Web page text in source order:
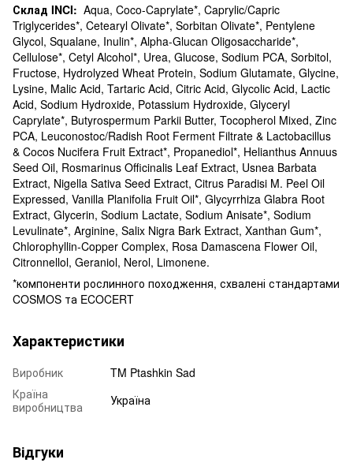
Склад INCI: Aqua, Coco-Caprylate*, Caprylic/Capric
Triglycerides*, Cetearyl Olivate*, Sorbitan Olivate*, Pentylene
Glycol, Squalane, Inulin*, Alpha-Glucan Oligosaccharide*,
Cellulose*, Cetyl Alcohol*, Urea, Glucose, Sodium PCA, Sorbitol,
Fructose, Hydrolyzed Wheat Protein, Sodium Glutamate, Glycine,
Lysine, Malic Acid, Tartaric Acid, Citric Acid, Glycolic Acid, Lactic
Acid, Sodium Hydroxide, Potassium Hydroxide, Glyceryl
Caprylate*, Butyrospermum Parkii Butter, Tocopherol Mixed, Zinc
PCA, Leuconostoc/Radish Root Ferment Filtrate & Lactobacillus
& Cocos Nucifera Fruit Extract*, Propanediol*, Helianthus Annuus
Seed Oil, Rosmarinus Officinalis Leaf Extract, Usnea Barbata
Extract, Nigella Sativa Seed Extract, Citrus Paradisi M. Peel Oil
Expressed, Vanilla Planifolia Fruit Oil*, Glycyrrhiza Glabra Root
Extract, Glycerin, Sodium Lactate, Sodium Anisate*, Sodium
Levulinate*, Arginine, Salix Nigra Bark Extract, Xanthan Gum*,
Chlorophyllin-Copper Complex, Rosa Damascena Flower Oil,
Citronnellol, Geraniol, Nerol, Limonene.
*компоненти рослинного походження, схвалені стандартами
COSMOS та ECOCERT
Характеристики
Виробник
TM Ptashkin Sad
Країна
виробництва
Україна
Відгуки